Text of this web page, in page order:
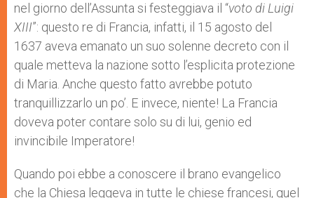
nel giorno dell’Assunta si festeggiava il “voto di Luigi
XIII”: questo re di Francia, infatti, il 15 agosto del
1637 aveva emanato un suo solenne decreto con il
quale metteva la nazione sotto l’esplicita protezione
di Maria. Anche questo fatto avrebbe potuto
tranquillizzarlo un po’. E invece, niente! La Francia
doveva poter contare solo su di lui, genio ed
invincibile Imperatore!
Quando poi ebbe a conoscere il brano evangelico
che la Chiesa leggeva in tutte le chiese francesi, quel